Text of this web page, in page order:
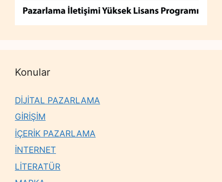
Konular
DİJİTAL PAZARLAMA
GİRİŞİM
İÇERİK PAZARLAMA
İNTERNET
LİTERATÜR